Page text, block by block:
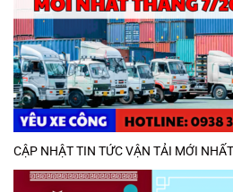
CẬP NHẬT TIN TỨC VẬN TẢI MỚI